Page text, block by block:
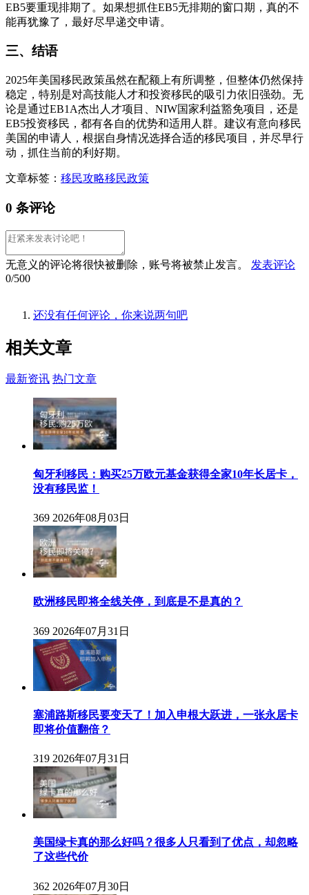
EB5要重现排期了。如果想抓住EB5无排期的窗口期，真的不
能再犹豫了，最好尽早递交申请。
三、结语
2025年美国移民政策虽然在配额上有所调整，但整体仍然保持
稳定，特别是对高技能人才和投资移民的吸引力依旧强劲。无
论是通过EB1A杰出人才项目、NIW国家利益豁免项目，还是
EB5投资移民，都有各自的优势和适用人群。建议有意向移民
美国的申请人，根据自身情况选择合适的移民项目，并尽早行
动，抓住当前的利好期。
文章标签： 移民攻略移民政策
0 条评论
无意义的评论将很快被删除，账号将被禁止发言。
发表评论
0/500
还没有任何评论，你来说两句吧
相关文章
最新资讯 热门文章
匈牙利移民：购买25万欧元基金获得全家10年长居卡，
没有移民监！
369 2026年08月03日
欧洲移民即将全线关停，到底是不是真的？
369 2026年07月31日
塞浦路斯移民要变天了！加入申根大跃进，一张永居卡
即将价值翻倍？
319 2026年07月31日
美国绿卡真的那么好吗？很多人只看到了优点，却忽略
了这些代价
362 2026年07月30日